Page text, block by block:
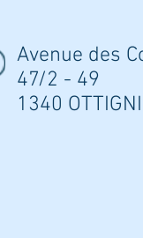
Avenue des
47/2 - 49
1340